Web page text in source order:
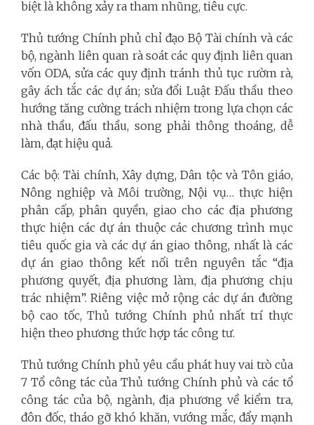
biệt là không xảy ra tham nhũng, tiêu cực.
Thủ tướng Chính phủ chỉ đạo Bộ Tài chính và các
bộ, ngành liên quan rà soát các quy định liên quan
vốn ODA, sửa các quy định tránh thủ tục rườm rà,
gây ách tắc các dự án; sửa đổi Luật Đấu thầu theo
hướng tăng cường trách nhiệm trong lựa chọn các
nhà thầu, đấu thầu, song phải thông thoáng, dễ
làm, đạt hiệu quả.
Các bộ: Tài chính, Xây dựng, Dân tộc và Tôn giáo,
Nông nghiệp và Môi trường, Nội vụ… thực hiện
phân cấp, phân quyền, giao cho các địa phương
thực hiện các dự án thuộc các chương trình mục
tiêu quốc gia và các dự án giao thông, nhất là các
dự án giao thông kết nối trên nguyên tắc “địa
phương quyết, địa phương làm, địa phương chịu
trác nhiệm”. Riêng việc mở rộng các dự án đường
bộ cao tốc, Thủ tướng Chính phủ nhất trí thực
hiện theo phương thức hợp tác công tư.
Thủ tướng Chính phủ yêu cầu phát huy vai trò của
7 Tổ công tác của Thủ tướng Chính phủ và các tổ
công tác của bộ, ngành, địa phương về kiểm tra,
đôn đốc, tháo gỡ khó khăn, vướng mắc, đẩy mạnh